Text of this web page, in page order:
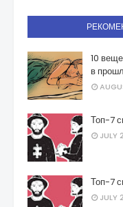
10
в
Топ-7
JULY
Топ-7
JULY